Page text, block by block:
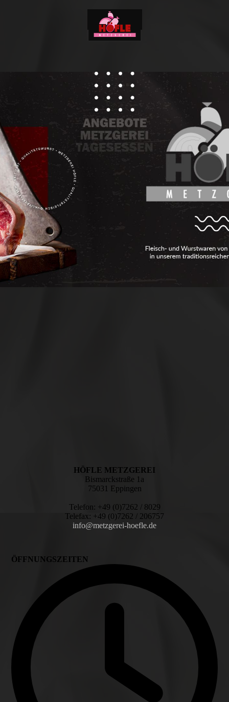
HÖFLE METZGEREI
Bismarckstraße 1a
75031 Eppingen
Telefon: +49 (0)7262 / 8029
Telefax: +49 (0)7262 / 206757
info@metzgerei-hoefle.de
ÖFFNUNGSZEITEN